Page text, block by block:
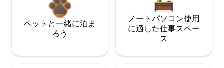
ペットと一緒に泊ま
ろう
ノートパソコン使用
に適した仕事スペー
ス